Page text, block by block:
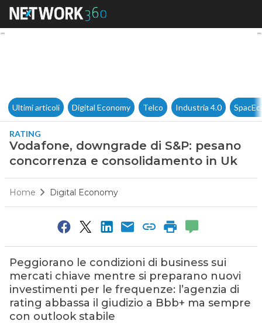
Vodafone, downgrade di
Ultimi articoli Digital Economy Telco Industria 4.0
RATING
Vodafone, downgrade di S&P: pesano
concorrenza e consolidamento in Uk
Home Digital Economy
Peggiorano le condizioni di business sui
mercati chiave mentre si preparano nuovi
investimenti per le frequenze: l’agenzia di
rating abbassa il giudizio a Bbb+ ma sempre
con outlook stabile